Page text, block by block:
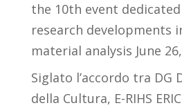
the 10th event
research developments
material analysis June
Siglato l’accordo tra DG
della Cultura, E-RIHS